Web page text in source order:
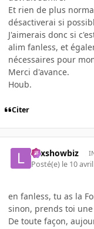
Et rien de plus
désactiverai si
J'aimerais donc si
alim fanless, et
nécessaires pour
Merci d'avance.
Houb.
Citer
Lexshowbiz
Posté(e) le 10
en fanless, tu as la
sinon, prends toi une
De toute façon,